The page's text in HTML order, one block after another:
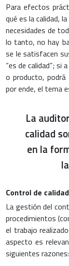
Para efectos
qué es la calidad,
necesidades de
lo tanto, no hay
se le satisfacen
“es de calidad”; si
o producto, podrá
por ende, el tema
La
calidad
en la
Control de
La gestión del
procedimientos
el trabajo
aspecto es
siguientes razones: